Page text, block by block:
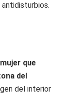
antidisturbios.
que
del
del interior